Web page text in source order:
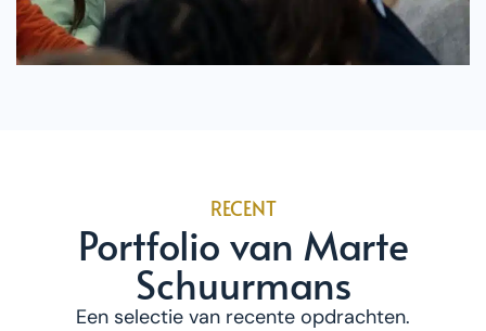
RECENT
Portfolio van Marte
Schuurmans
Een selectie van recente opdrachten.